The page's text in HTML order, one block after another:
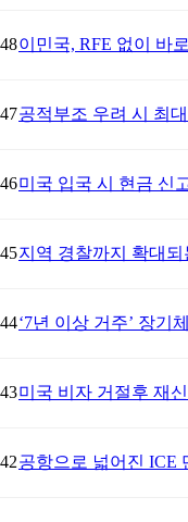
이민국, RFE 없이 바
공적부조 우려 시 최
미국 입국 시 현금 신
지역 경찰까지 확대
‘7년 이상 거주’ 장
미국 비자 거절후 재
공항으로 넓어진 ICE